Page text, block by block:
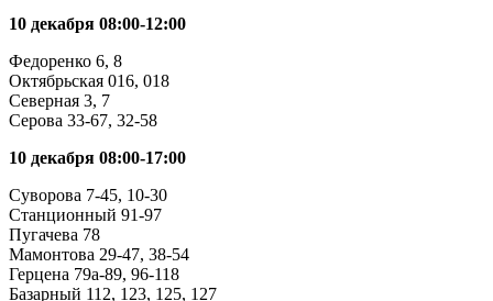
10 декабря 08:00-12:00
Федоренко 6, 8
Октябрьская 016, 018
Северная 3, 7
Серова 33-67, 32-58
10 декабря 08:00-17:00
Суворова 7-45, 10-30
Станционный 91-97
Пугачева 78
Мамонтова 29-47, 38-54
Герцена 79а-89, 96-118
Базарный 112, 123, 125, 127